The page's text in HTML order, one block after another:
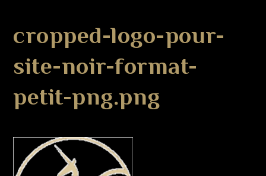
cropped-logo-pour-
site-noir-format-
petit-png.png